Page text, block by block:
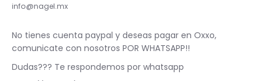
info@nagel.mx
No tienes cuenta paypal y deseas pagar en Oxxo,
comunicate con nosotros POR WHATSAPP!!
Dudas??? Te respondemos por whatsapp